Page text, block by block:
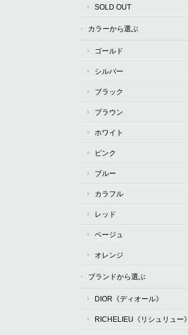
SOLD OUT
カラーから選ぶ
ゴールド
シルバー
ブラック
ブラウン
ホワイト
ピンク
ブルー
カラフル
レッド
ベージュ
オレンジ
ブランドから選ぶ
DIOR《ディオール》
RICHELIEU《リシュリュー》